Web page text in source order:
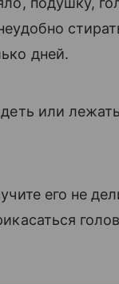
дней.
или
его не